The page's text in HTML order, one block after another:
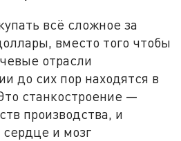
всё сложное за
вместо того чтобы
отрасли
до сих пор находятся в
станкостроение —
производства, и
и мозг